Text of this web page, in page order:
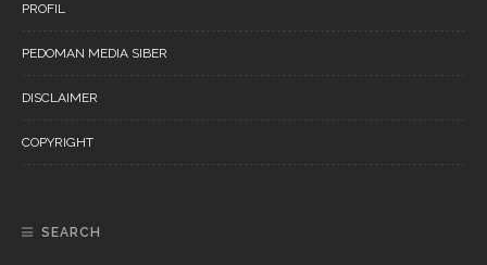
PROFIL
PEDOMAN MEDIA SIBER
DISCLAIMER
COPYRIGHT
SEARCH